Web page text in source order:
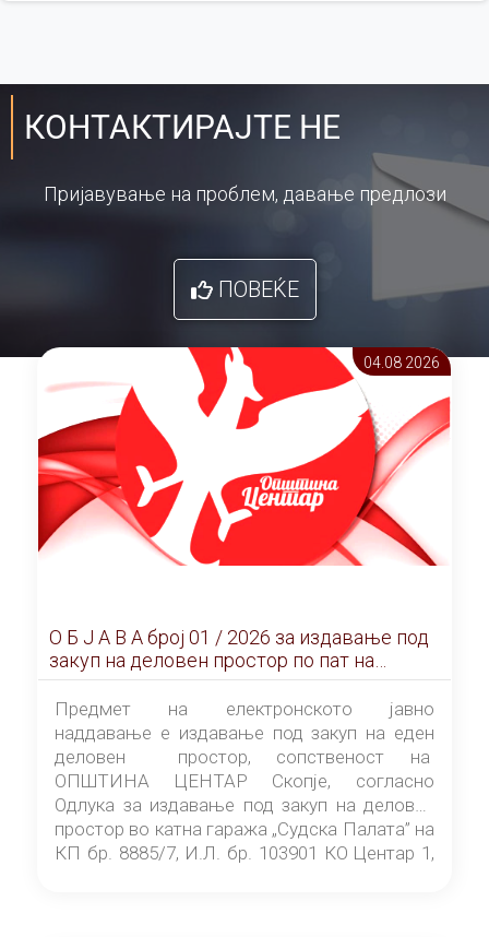
КОНТАКТИРАЈТЕ НЕ
Пријавување на проблем, давање предлози
ПОВЕЌЕ
04.08 2026
О Б Ј А В А брoj 01 / 2026 за издавање под
закуп на деловен простор по пат на
ЕЛЕКТРОНСКО ЈАВНО НАДДАВАЊЕ
Предмет на електронското јавно
наддавање е издавање под закуп на еден
деловен простор, сопственост на
ОПШТИНА ЦЕНТАР Скопје, согласно
Одлука за издавање под закуп на деловен
простор во катна гаража „Судска Палата” на
КП бр. 8885/7, И.Л. бр. 103901 КО Центар 1,